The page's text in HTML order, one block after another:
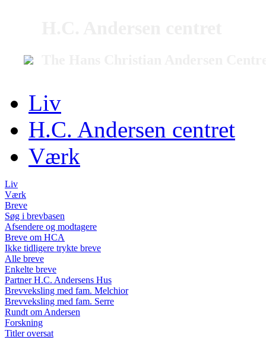
Liv
H.C. Andersen centret
Værk
Liv
Værk
Breve
Søg i brevbasen
Afsendere og modtagere
Breve om HCA
Ikke tidligere trykte breve
Alle breve
Enkelte breve
Partner H.C. Andersens Hus
Brevveksling med fam. Melchior
Brevveksling med fam. Serre
Rundt om Andersen
Forskning
Titler oversat